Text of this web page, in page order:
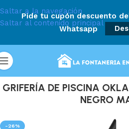
Saltar a la navegación
Saltar al contenido principal
Pide tu cupón descuento
Whatsapp
GRIFERÍA DE PISCINA
NEGRO
-26%